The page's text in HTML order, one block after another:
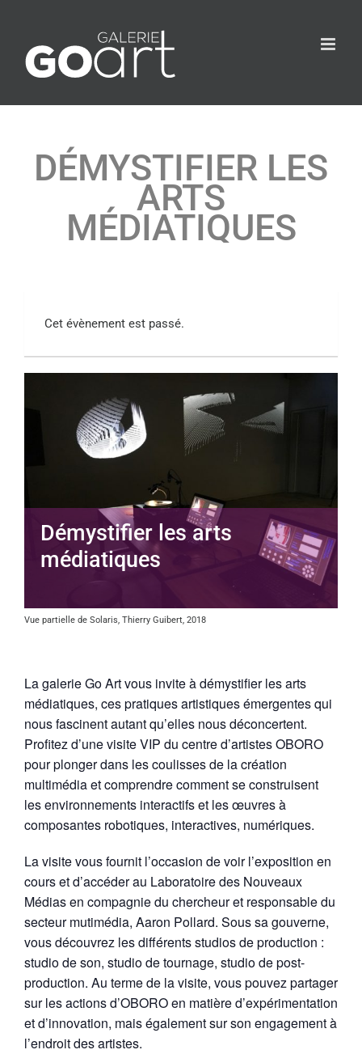
DÉMYSTIFIER LES
ARTS
MÉDIATIQUES
Cet évènement est passé.
Démystifier les arts
médiatiques
Vue partielle de Solaris, Thierry Guibert, 2018
La galerie Go Art vous invite à démystifier les arts
médiatiques, ces pratiques artistiques émergentes qui
nous fascinent autant qu’elles nous déconcertent.
Profitez d’une visite VIP du centre d’artistes OBORO
pour plonger dans les coulisses de la création
multimédia et comprendre comment se construisent
les environnements interactifs et les œuvres à
composantes robotiques, interactives, numériques.
La visite vous fournit l’occasion de voir l’exposition en
cours et d’accéder au Laboratoire des Nouveaux
Médias en compagnie du chercheur et responsable du
secteur mutimédia, Aaron Pollard. Sous sa gouverne,
vous découvrez les différents studios de production :
studio de son, studio de tournage, studio de post-
production. Au terme de la visite, vous pouvez partager
sur les actions d’OBORO en matière d’expérimentation
et d’innovation, mais également sur son engagement à
l’endroit des artistes.